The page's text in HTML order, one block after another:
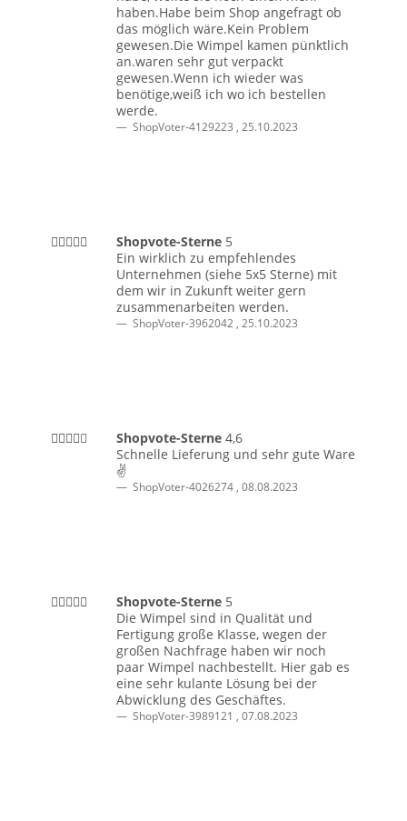
haben.Habe beim Shop angefragt ob
das möglich wäre.Kein Problem
gewesen.Die Wimpel kamen pünktlich
an.waren sehr gut verpackt
gewesen.Wenn ich wieder was
benötige,weiß ich wo ich bestellen
werde.
ShopVoter-4129223 , 25.10.2023
Shopvote-Sterne 5
Ein wirklich zu empfehlendes
Unternehmen (siehe 5x5 Sterne) mit
dem wir in Zukunft weiter gern
zusammenarbeiten werden.
ShopVoter-3962042 , 25.10.2023
Shopvote-Sterne 4,6
Schnelle Lieferung und sehr gute Ware
✌
ShopVoter-4026274 , 08.08.2023
Shopvote-Sterne 5
Die Wimpel sind in Qualität und
Fertigung große Klasse, wegen der
großen Nachfrage haben wir noch
paar Wimpel nachbestellt. Hier gab es
eine sehr kulante Lösung bei der
Abwicklung des Geschäftes.
ShopVoter-3989121 , 07.08.2023